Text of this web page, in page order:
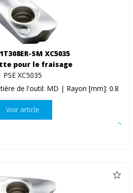
SM XC5035
pour le fraisage
PSE XC5035
de l'outil: MD | Rayon [mm]: 0.8
Voir article